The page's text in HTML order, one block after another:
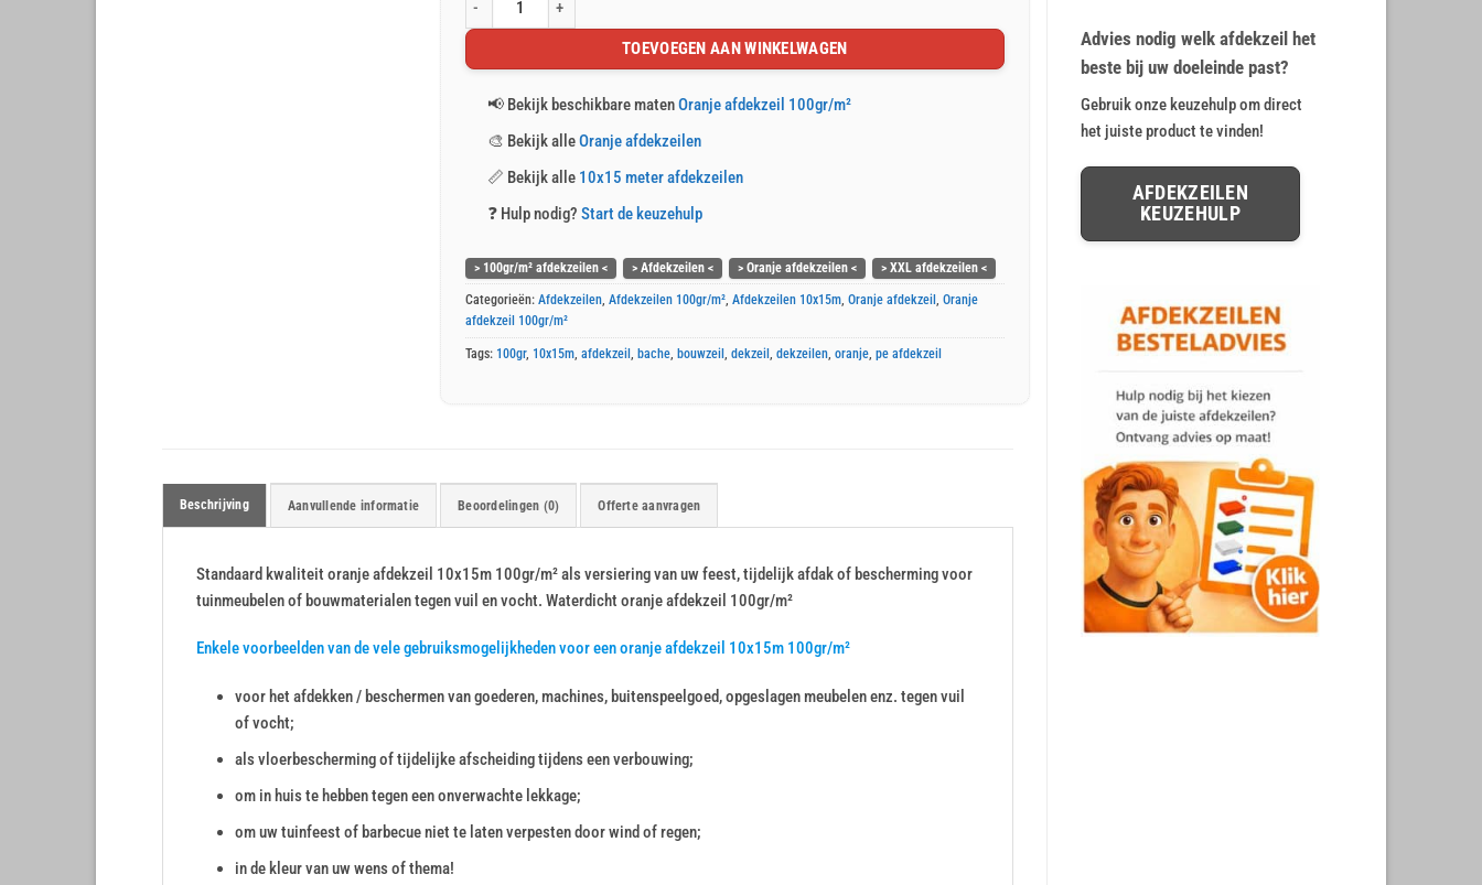
Advies nodig welk afdekzeil het
beste bij uw doeleinde past?
Gebruik onze keuzehulp om direct
het juiste product te vinden!
AFDEKZEILEN
KEUZEHULP
Oranje afdekzeil 10x15m 100gr/m² aantal
TOEVOEGEN AAN WINKELWAGEN
📢 Bekijk beschikbare matenOranje afdekzeil 100gr/m²
🎨 Bekijk alleOranje afdekzeilen
📏 Bekijk alle 10x15 meter afdekzeilen
❓ Hulp nodig? Start de keuzehulp
> 100gr/m² afdekzeilen < > Afdekzeilen < > Oranje afdekzeilen < > XXL afdekzeilen <
Categorieën:Afdekzeilen,Afdekzeilen 100gr/m²,Afdekzeilen 10x15m,Oranje afdekzeil,Oranje
afdekzeil 100gr/m²
Tags: 100gr, 10x15m,afdekzeil,bache,bouwzeil,dekzeil,dekzeilen,oranje,pe afdekzeil
Beschrijving Aanvullende informatie Beoordelingen (0) Offerte aanvragen
Standaard kwaliteit oranje afdekzeil 10x15m 100gr/m² als versiering van uw feest, tijdelijk afdak of bescherming voor
tuinmeubelen of bouwmaterialen tegen vuil en vocht. Waterdicht oranje afdekzeil 100gr/m²
Enkele voorbeelden van de vele gebruiksmogelijkheden voor een oranje afdekzeil 10x15m 100gr/m²
voor het afdekken / beschermen van goederen, machines, buitenspeelgoed, opgeslagen meubelen enz. tegen vuil
of vocht;
als vloerbescherming of tijdelijke afscheiding tijdens een verbouwing;
om in huis te hebben tegen een onverwachte lekkage;
om uw tuinfeest of barbecue niet te laten verpesten door wind of regen;
in de kleur van uw wens of thema!